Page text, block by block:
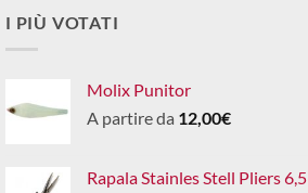
I PIÙ VOTATI
Molix Punitor
A partire da 12,00€
Rapala Stainles Stell Pliers 6,5